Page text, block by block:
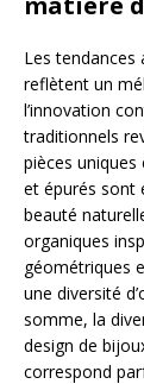
Les tendances
reflètent un
l’innovation
traditionnels
pièces
et épurés sont
beauté
organiques
géométriques
une diversité
somme, la
design de
correspond